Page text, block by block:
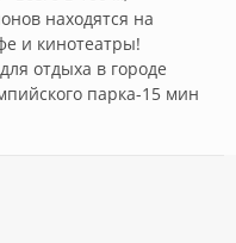
находятся на
и кинотеатры!
отдыха в городе
парка-15 мин